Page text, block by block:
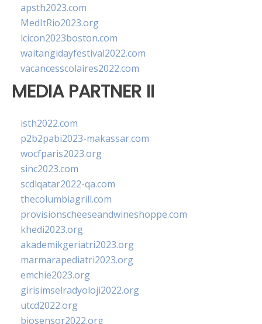
apsth2023.com
MedItRio2023.org
lcicon2023boston.com
waitangidayfestival2022.com
vacancesscolaires2022.com
MEDIA PARTNER II
isth2022.com
p2b2pabi2023-makassar.com
wocfparis2023.org
sinc2023.com
scdlqatar2022-qa.com
thecolumbiagrill.com
provisionscheeseandwineshoppe.com
khedi2023.org
akademikgeriatri2023.org
marmarapediatri2023.org
emchie2023.org
girisimselradyoloji2022.org
utcd2022.org
biosensor2022.org